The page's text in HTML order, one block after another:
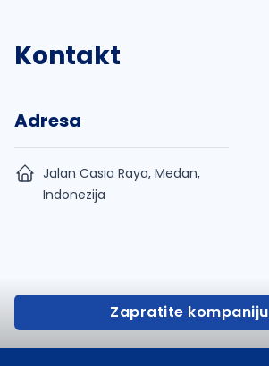
Kontakt
Adresa
Jalan Casia Raya, Medan,
Indonezija
Zapratite kompaniju